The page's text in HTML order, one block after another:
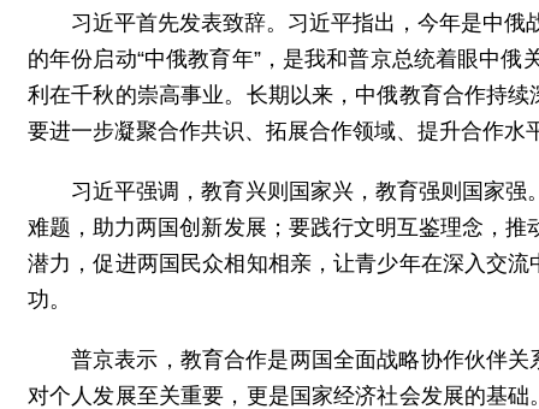
习近平首先发表致辞。习近平指出，今年是中
的年份启动“中俄教育年”，是我和普京总统着眼中
利在千秋的崇高事业。长期以来，中俄教育合作持
要进一步凝聚合作共识、拓展合作领域、提升合作水
习近平强调，教育兴则国家兴，教育强则国家
难题，助力两国创新发展；要践行文明互鉴理念，
潜力，促进两国民众相知相亲，让青少年在深入交
功。
普京表示，教育合作是两国全面战略协作伙伴
对个人发展至关重要，更是国家经济社会发展的基